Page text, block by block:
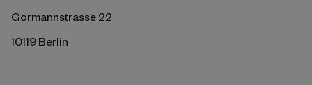
Gormannstrasse 22
10119 Berlin